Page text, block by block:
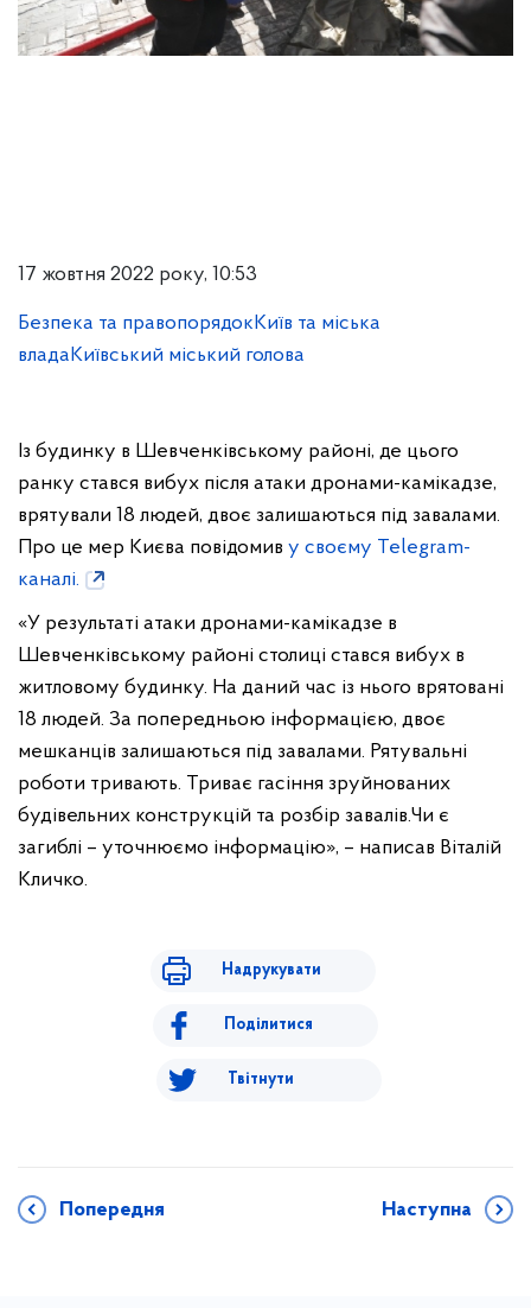
17 жовтня 2022 року, 10:53
Безпека та правопорядокКиїв та міська
владаКиївський міський голова
Із будинку в Шевченківському районі, де цього
ранку стався вибух після атаки дронами-камікадзе,
врятували 18 людей, двоє залишаються під завалами.
Про це мер Києва повідомив у своєму Telegram-
каналі.
«У результаті атаки дронами-камікадзе в
Шевченківському районі столиці стався вибух в
житловому будинку. На даний час із нього врятовані
18 людей. За попередньою інформацією, двоє
мешканців залишаються під завалами. Рятувальні
роботи тривають. Триває гасіння зруйнованих
будівельних конструкцій та розбір завалів.Чи є
загиблі – уточнюємо інформацію», – написав Віталій
Кличко.
Надрукувати
Поділитися
Твітнути
Попередня Наступна